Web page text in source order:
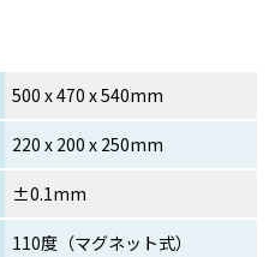
500 x 470 x 540mm
220 x 200 x 250mm
±0.1mm
110度（マグネット式）